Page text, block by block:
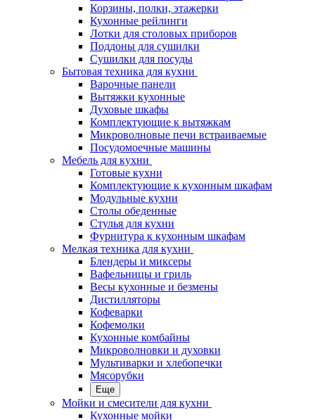
Корзины, полки, этажерки
Кухонные рейлинги
Лотки для столовых приборов
Поддоны для сушилки
Сушилки для посуды
Бытовая техника для кухни
Варочные панели
Вытяжки кухонные
Духовые шкафы
Комплектующие к вытяжкам
Микроволновые печи встраиваемые
Посудомоечные машины
Мебель для кухни
Готовые кухни
Комплектующие к кухонным шкафам
Модульные кухни
Столы обеденные
Стулья для кухни
Фурнитура к кухонным шкафам
Мелкая техника для кухни
Блендеры и миксеры
Вафельницы и гриль
Весы кухонные и безмены
Дистилляторы
Кофеварки
Кофемолки
Кухонные комбайны
Микроволновки и духовки
Мультиварки и хлебопечки
Мясорубки
Еще
Мойки и смесители для кухни
Кухонные мойки